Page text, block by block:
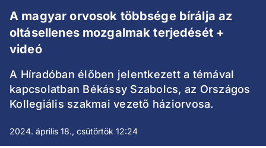
A magyar orvosok többsége bírálja az
oltásellenes mozgalmak terjedését +
videó
A Híradóban élőben jelentkezett a témával
kapcsolatban Békássy Szabolcs, az Országos
Kollegiális szakmai vezető háziorvosa.
2024. április 18., csütörtök 12:24